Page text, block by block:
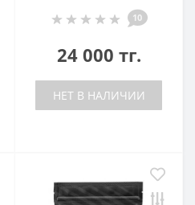
10
24 000 тг.
НЕТ В НАЛИЧИИ